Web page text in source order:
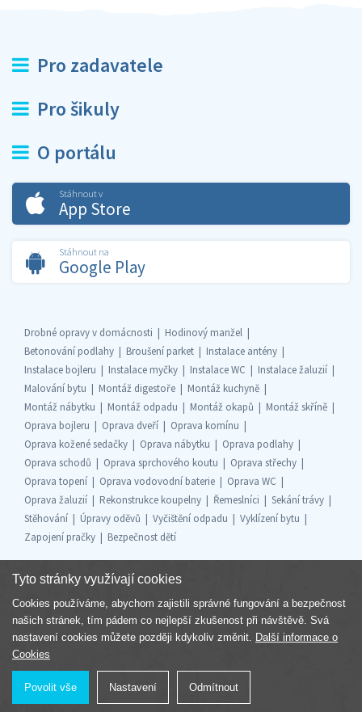
Pro zadavatele
Pro šikuly
O portálu
Stáhnout v
App Store
Stáhnout na
Google Play
Drobné opravy v domácnosti
Hodinový manžel
Betonování podlahy
Broušení parket
Instalace antény
Instalace bojleru
Instalace myčky Instalace WC
Instalace žaluzií
Malování bytu
Montáž digestoře
Montáž kuchyně
Montáž nábytku
Montáž odpadu Montáž okapů
Montáž skříně
Oprava bojleru
Oprava dveří
Oprava komínu
Oprava kožené sedačky
Oprava nábytku
Oprava podlahy
Oprava schodů
Oprava sprchového koutu
Oprava střechy
Oprava topení
Oprava vodovodní baterie
Oprava WC
Oprava žaluzií
Rekonstrukce koupelny Řemeslníci
Sekání trávy
Stěhování
Úpravy oděvů Vyčištění odpadu
Vyklízení bytu
Zapojení pračky
Bezpečnost dětí
Součást skupiny
Tyto stránky využívají cookies
Cookies používáme, abychom zajistili správné fungování a bezpečnost
našich stránek, tím pádem co nejlepší zkušenost při návštěvě. Svá
nastavení cookies můžete později kdykoliv změnit. Další informace o
Cookies
Povolit vše Nastavení Odmítnout